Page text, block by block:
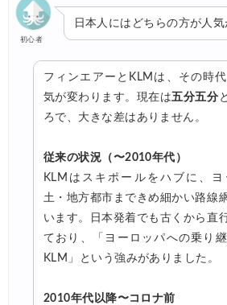
初心者
日本人にはどちらの方が人
フィンエアーとKLMは、その時
気が変わります。現在は五分五分
ろで、大きな差はありません。
従来の状況（〜2010年代）
KLMはスキポールをハブに、
土・地方都市まできめ細かい路線
います。日本発着でも古くから直
ており、「ヨーロッパへの乗り
KLM」という強みがありました。
2010年代以降〜コロナ前